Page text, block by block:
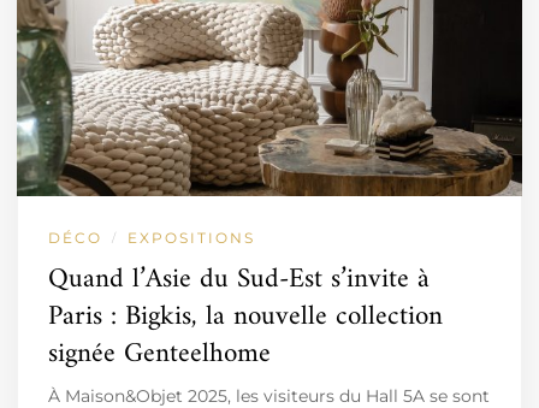
DÉCO / EXPOSITIONS
Quand l’Asie du Sud-Est s’invite à
Paris : Bigkis, la nouvelle collection
signée Genteelhome
À Maison&Objet 2025, les visiteurs du Hall 5A se sont